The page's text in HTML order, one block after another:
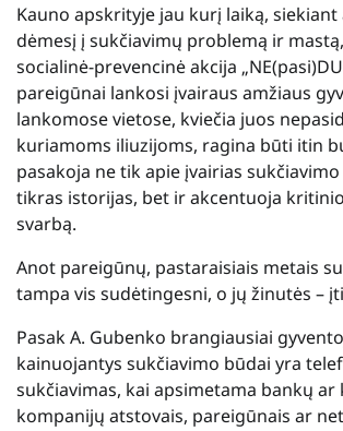
Kauno apskrityje jau kurį laiką,
dėmesį į sukčiavimų problemą ir
socialinė-prevencinė akcija
pareigūnai lankosi įvairaus amžiaus
lankomose vietose, kviečia juos
kuriamoms iliuzijoms, ragina būti itin
pasakoja ne tik apie įvairias
tikras istorijas, bet ir akcentuoja
svarbą.
Anot pareigūnų, pastaraisiais metais
tampa vis sudėtingesni, o jų žinutės –
Pasak A. Gubenko brangiausiai
kainuojantys sukčiavimo būdai yra
sukčiavimas, kai apsimetama bankų ar
kompanijų atstovais, pareigūnais ar